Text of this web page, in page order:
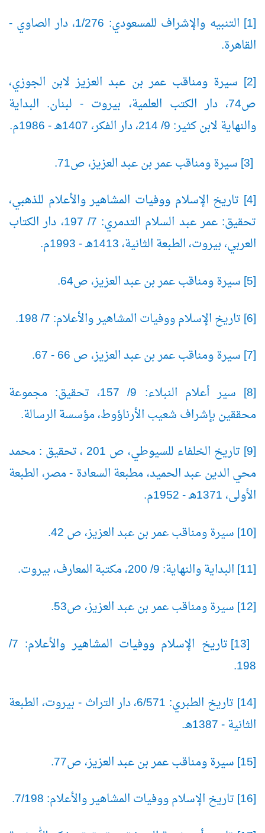
[1] التنبيه والإشراف للمسعودي: 1/276، دار الصاوي -
القاهرة.
[2] سيرة ومناقب عمر بن عبد العزيز لابن الجوزي،
ص74، دار الكتب العلمية، بيروت - لبنان. البداية
والنهاية لابن كثير: 9/ 214، دار الفكر، 1407هـ - 1986م.
[3] سيرة ومناقب عمر بن عبد العزيز، ص71.
[4] تاريخ الإسلام ووفيات المشاهير والأعلام للذهبي،
تحقيق: عمر عبد السلام التدمري: 7/ 197، دار الكتاب
العربي، بيروت، الطبعة الثانية، 1413هـ - 1993م.
[5] سيرة ومناقب عمر بن عبد العزيز، ص64.
[6] تاريخ الإسلام ووفيات المشاهير والأعلام: 7/ 198.
[7] سيرة ومناقب عمر بن عبد العزيز، ص 66 - 67.
[8] سير أعلام النبلاء: 9/ 157، تحقيق: مجموعة
محققين بإشراف شعيب الأرناؤوط، مؤسسة الرسالة.
[9] تاريخ الخلفاء للسيوطي، ص 201 ، تحقيق : محمد
محي الدين عبد الحميد، مطبعة السعادة - مصر، الطبعة
الأولى، 1371هـ - 1952م.
[10] سيرة ومناقب عمر بن عبد العزيز، ص 42.
[11] البداية والنهاية: 9/ 200، مكتبة المعارف، بيروت.
[12] سيرة ومناقب عمر بن عبد العزيز، ص53.
[13] تاريخ الإسلام ووفيات المشاهير والأعلام: 7/
198.
[14] تاريخ الطبري: 6/571، دار التراث - بيروت، الطبعة
الثانية - 1387هـ.
[15] سيرة ومناقب عمر بن عبد العزيز، ص77.
[16] تاريخ الإسلام ووفيات المشاهير والأعلام: 7/198.